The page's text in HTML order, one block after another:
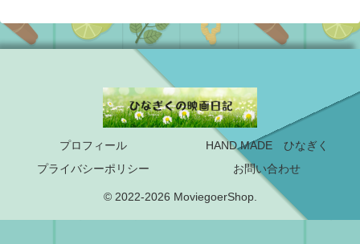
プロフィール
HAND MADE ひなぎく
プライバシーポリシー
お問い合わせ
© 2022-2026 MoviegoerShop.